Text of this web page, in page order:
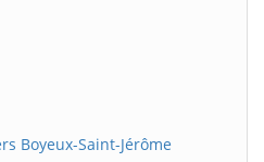
Boyeux-Saint-Jérôme